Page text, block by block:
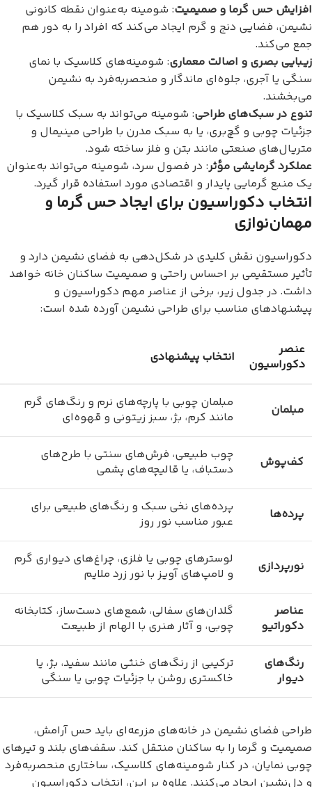
افزایش حس گرما و صمیمیت: شومینه به‌عنوان نقطه کانونی
نشیمن، فضایی دنج و گرم ایجاد می‌کند که افراد را به دور هم
جمع می‌کند.
زیبایی بصری و اصالت معماری: شومینه‌های کلاسیک با نمای
سنگی یا آجری، جلوه‌ای ماندگار و منحصربه‌فرد به نشیمن
می‌بخشند.
تنوع در سبک‌های طراحی: شومینه می‌تواند به سبک کلاسیک با
جزئیات چوبی و گچ‌بری، یا به سبک مدرن با طراحی مینیمال و
متریال‌های صنعتی مانند بتن و فلز ساخته شود.
عملکرد گرمایشی مؤثر: در فصول سرد، شومینه می‌تواند به‌عنوان
یک منبع گرمایی پایدار و اقتصادی مورد استفاده قرار گیرد.
انتخاب دکوراسیون برای ایجاد حس گرما و
مهمان‌نوازی
دکوراسیون نقش کلیدی در شکل‌دهی به فضای نشیمن دارد و
تأثیر مستقیمی بر احساس راحتی و صمیمیت ساکنان خانه خواهد
داشت. در جدول زیر، برخی از عناصر مهم دکوراسیون و
پیشنهادهای مناسب برای طراحی نشیمن آورده شده است:
عنصر
دکوراسیون
انتخاب پیشنهادی
مبلمان
مبلمان چوبی با پارچه‌های نرم و رنگ‌های گرم
مانند کرم، بژ، سبز زیتونی و قهوه‌ای
کف‌پوش
چوب طبیعی، فرش‌های سنتی با طرح‌های
دستباف، یا قالیچه‌های پشمی
پرده‌ها
پرده‌های نخی سبک و رنگ‌های طبیعی برای
عبور مناسب نور روز
نورپردازی
لوسترهای چوبی یا فلزی، چراغ‌های دیواری گرم
و لامپ‌های آویز با نور زرد ملایم
عناصر
دکوراتیو
گلدان‌های سفالی، شمع‌های دست‌ساز، کتابخانه
چوبی، و آثار هنری با الهام از طبیعت
رنگ‌های
دیوار
ترکیبی از رنگ‌های خنثی مانند سفید، بژ، یا
خاکستری روشن با جزئیات چوبی یا سنگی
طراحی فضای نشیمن در خانه‌های مزرعه‌ای باید حس آرامش،
صمیمیت و گرما را به ساکنان منتقل کند. سقف‌های بلند و تیرهای
چوبی نمایان، در کنار شومینه‌های کلاسیک، ساختاری منحصربه‌فرد
و دل‌نشین ایجاد می‌کنند. علاوه بر این، انتخاب دکوراسیون